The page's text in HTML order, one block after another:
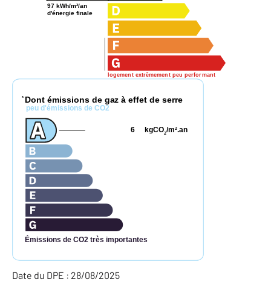
logement extrêmement peu performant
97 kWh/m²/an
d'énergie finale
* Dont émissions de gaz à effet de serre
peu d'émissions de CO2
Émissions de CO2 très importantes
kgCO2/m2.an
6
Date du DPE : 28/08/2025